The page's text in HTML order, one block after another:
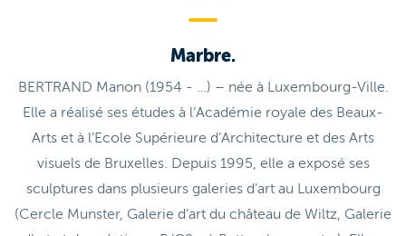
Marbre.
BERTRAND Manon (1954 - …) – née à Luxembourg-Ville.
Elle a réalisé ses études à l’Académie royale des Beaux-
Arts et à l’Ecole Supérieure d’Architecture et des Arts
visuels de Bruxelles. Depuis 1995, elle a exposé ses
sculptures dans plusieurs galeries d’art au Luxembourg
(Cercle Munster, Galerie d’art du château de Wiltz, Galerie